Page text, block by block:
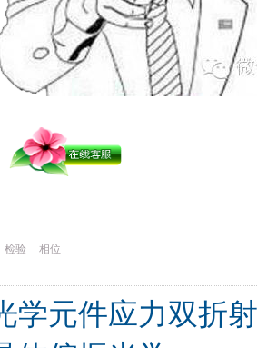
检验 相位
学元件应力双折